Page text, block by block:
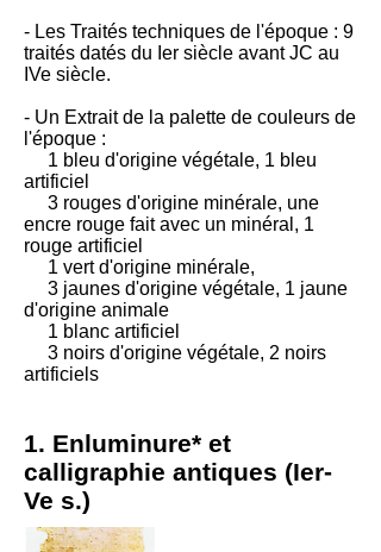
- Les Traités techniques de l'époque : 9
traités datés du Ier siècle avant JC au
IVe siècle.
- Un Extrait de la palette de couleurs de
l'époque :
1 bleu d'origine végétale, 1 bleu
artificiel
3 rouges d'origine minérale, une
encre rouge fait avec un minéral, 1
rouge artificiel
1 vert d'origine minérale,
3 jaunes d'origine végétale, 1 jaune
d'origine animale
1 blanc artificiel
3 noirs d'origine végétale, 2 noirs
artificiels
1. Enluminure* et
calligraphie antiques (Ier-
Ve s.)